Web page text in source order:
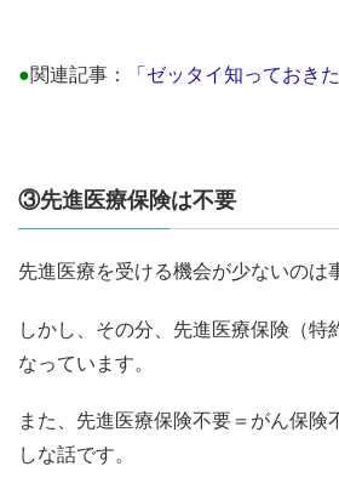
●関連記事： 「ゼッタイ知っておき
③先進医療保険は不要
先進医療を受ける機会が少ないのは
しかし、その分、先進医療保険（特
なっています。
また、先進医療保険不要＝がん保険
しな話です。